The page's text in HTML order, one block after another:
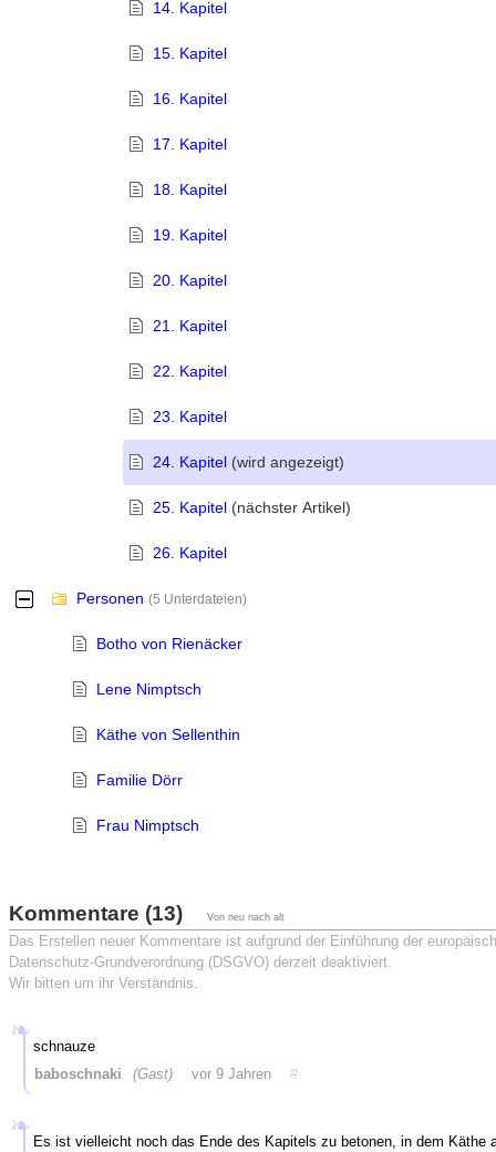
14. Kapitel
15. Kapitel
16. Kapitel
17. Kapitel
18. Kapitel
19. Kapitel
20. Kapitel
21. Kapitel
22. Kapitel
23. Kapitel
24. Kapitel(wird angezeigt)
25. Kapitel(nächster Artikel)
26. Kapitel
- Personen (5 Unterdateien)
Botho von Rienäcker
Lene Nimptsch
Käthe von Sellenthin
Familie Dörr
Frau Nimptsch
Kommentare (13) Von neu nach alt
Das Erstellen neuer Kommentare ist aufgrund der Einführung der
Datenschutz-Grundverordnung (DSGVO) derzeit deaktiviert.
Wir bitten um ihr Verständnis.
schnauze
baboschnaki
(Gast) vor 9 Jahren #
Es ist vielleicht noch das Ende des Kapitels zu betonen, in dem Käthe